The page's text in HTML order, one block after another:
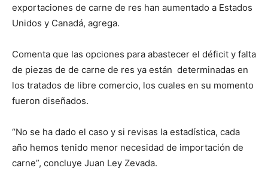
exportaciones de carne de res han aumentado a Estados
Unidos y Canadá, agrega.
Comenta que las opciones para abastecer el déficit y falta
de piezas de de carne de res ya están determinadas en
los tratados de libre comercio, los cuales en su momento
fueron diseñados.
“No se ha dado el caso y si revisas la estadística, cada
año hemos tenido menor necesidad de importación de
carne”, concluye Juan Ley Zevada.